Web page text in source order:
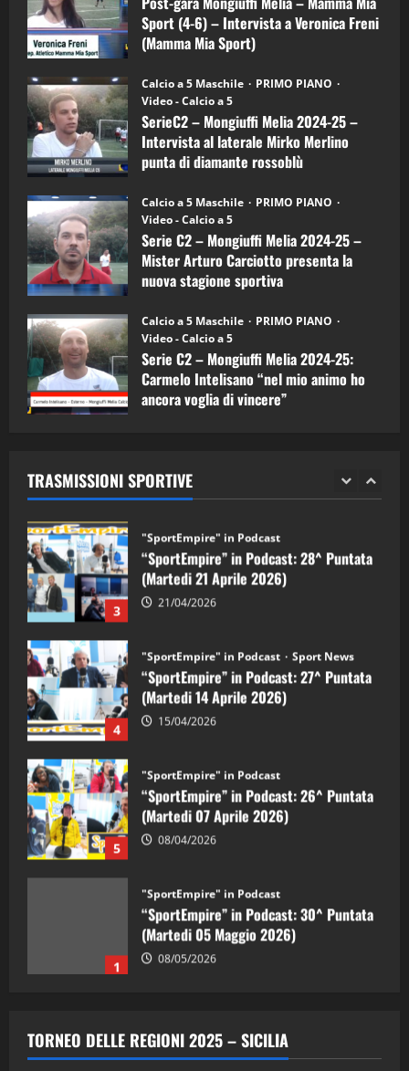
–
Mamma
Mia
Sport
6)
–
Intervista
a
mister
Arturo
Carciotto
(Mongiuffi
Sport (4-6) – Intervista a Veronica Freni
(Mamma Mia Sport)
Calcio a 5 Maschile
PRIMO PIANO
Video - Calcio a 5
SerieC2 – Mongiuffi Melia 2024-25 –
Intervista al laterale Mirko Merlino
punta di diamante rossoblù
Calcio a 5 Maschile
PRIMO PIANO
Video - Calcio a 5
Serie C2 – Mongiuffi Melia 2024-25 –
Mister Arturo Carciotto presenta la
nuova stagione sportiva
Calcio a 5 Maschile
PRIMO PIANO
Video - Calcio a 5
Serie C2 – Mongiuffi Melia 2024-25:
Carmelo Intelisano “nel mio animo ho
ancora voglia di vincere”
TRASMISSIONI SPORTIVE
3 21/04/2026
4
“SportEmpire” in Podcast: 27^ Puntata
(Martedi 14 Aprile 2026)
15/04/2026
5
“SportEmpire” in Podcast: 26^ Puntata
(Martedi 07 Aprile 2026)
08/04/2026
1
“SportEmpire” in Podcast: 30^ Puntata
(Martedi 05 Maggio 2026)
08/05/2026
2 28/04/2026
3
"SportEmpire" in Podcast
“SportEmpire” in Podcast: 28^ Puntata
(Martedi 21 Aprile 2026)
21/04/2026
4
"SportEmpire" in Podcast Sport News
“SportEmpire” in Podcast: 27^ Puntata
(Martedi 14 Aprile 2026)
15/04/2026
5
"SportEmpire" in Podcast
“SportEmpire” in Podcast: 26^ Puntata
(Martedi 07 Aprile 2026)
08/04/2026
1
"SportEmpire" in Podcast
“SportEmpire” in Podcast: 30^ Puntata
(Martedi 05 Maggio 2026)
08/05/2026
“SportEmpire” in Podcast: 29^ Puntata
(Martedi 28 Aprile 2026)
TORNEO DELLE REGIONI 2025 – SICILIA